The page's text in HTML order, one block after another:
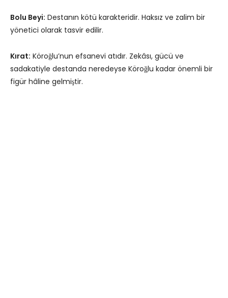
Bolu Beyi: Destanın kötü karakteridir. Haksız ve zalim bir
yönetici olarak tasvir edilir.
Kırat: Köroğlu’nun efsanevi atıdır. Zekâsı, gücü ve
sadakatiyle destanda neredeyse Köroğlu kadar önemli bir
figür hâline gelmiştir.